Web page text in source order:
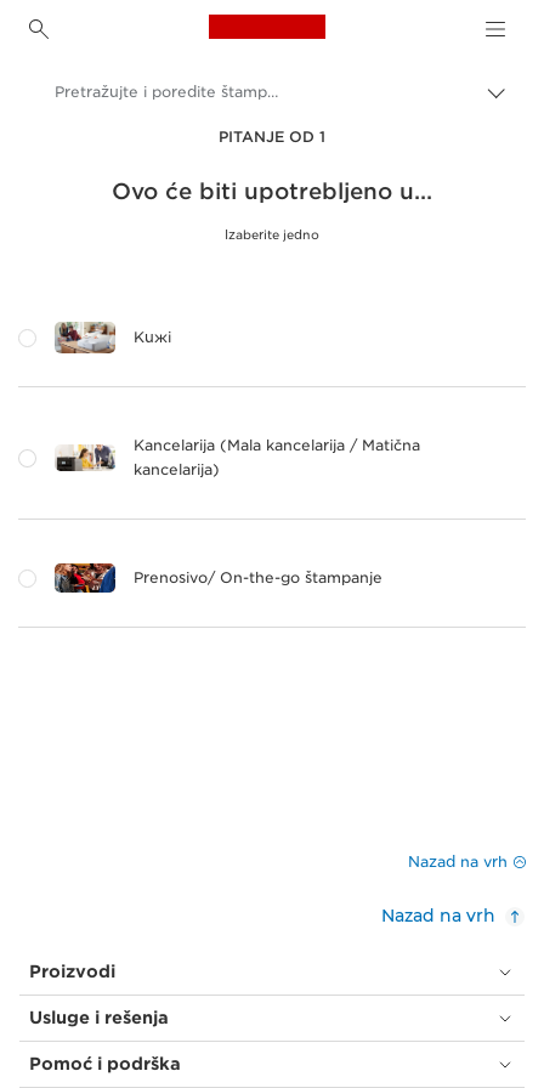
Canon Logo, back to
Canon štampači
Pretražujte i poredite štampače kompanije Canon za kuću i kancelariju
PITANJE OD 1
Ovo će biti upotrebljeno u...
Izaberite jedno
Kuжi
Kancelarija (Mala kancelarija / Matična
kancelarija)
Prenosivo/ On-the-go štampanje
Nazad na vrh
Nazad na vrh
Proizvodi
Usluge i rešenja
Pomoć i podrška